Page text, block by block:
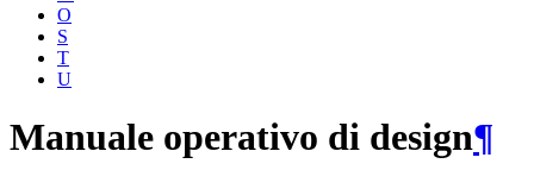
O
S
T
U
Manuale operativo di design¶